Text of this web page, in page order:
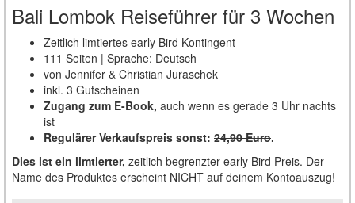
Bali Lombok Reiseführer für 3 Wochen
Zeitlich limtiertes early Bird Kontingent
111 Seiten | Sprache: Deutsch
von Jennifer & Christian Juraschek
inkl. 3 Gutscheinen
Zugang zum E-Book, auch wenn es gerade 3 Uhr nachts
ist
Regulärer Verkaufspreis sonst: 24,90 Euro.
Dies ist ein limtierter, zeitlich begrenzter early Bird Preis. Der
Name des Produktes erscheint NICHT auf deinem Kontoauszug!